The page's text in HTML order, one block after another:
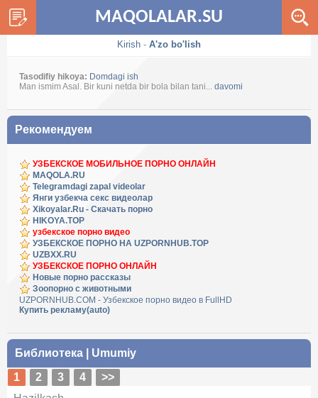
MAQOLALAR.SU
Kirish - A'zo bo'lish
Tasodifiy hikoya: Domdagi ish
Man ismim Asal. Bir kuni netda bir bola bilan tani... davomi
Рекомендуем
УЗБЕКСКОЕ МОБИЛЬНОЕ ПОРНО ОНЛАЙН
MAQOLA.RU
Telegramdagi zapal videolar
Янги узбекча секс видеолар
Xikoyalar.Ru - Скачать порно
HIKOYA.TOP
узбекское порно видео
УЗБЕКСКОЕ ПОРНО НА UZPORNHUB.TOP
UZBXX.RU
УЗБЕКСКОЕ ПОРНО ОНЛАЙН
Новые порно рассказы
Зоопорно с животными
UZPORNHUB.COM - Узбекское порно видео в FullHD
Купить рекламу(auto)
Библиотека
Umumiy
1
2 3 4
>>